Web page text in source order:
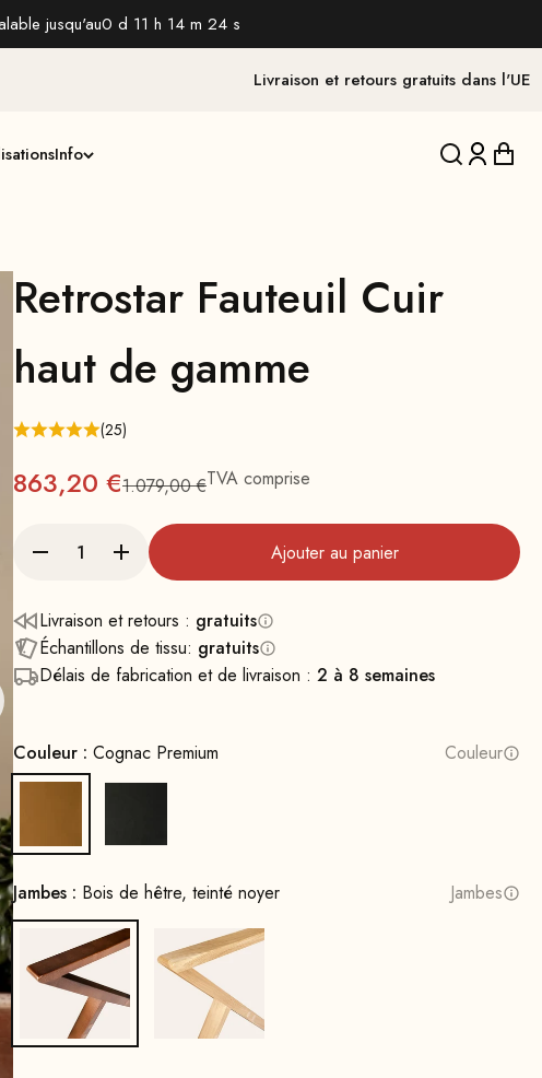
jusqu'au0 d 11 h 14 m 22 s
Livraison et retours gratuits dans l'UE
Info Traduction
Retrostar Fauteuil Cuir
haut de gamme
(25)
Prix
863,20 €Prix normal
1.079,00 €TVA comprise
Ajouter au panier
Livraison et retours : gratuits
Échantillons de tissu: gratuits
Délais de fabrication et de livraison : 2 à 8 semaines
Couleur : Cognac Premium Couleur
Jambes : Bois de hêtre, teinté noyer Jambes
Bois de hêtre, teinté noyerBois de chêne, naturel